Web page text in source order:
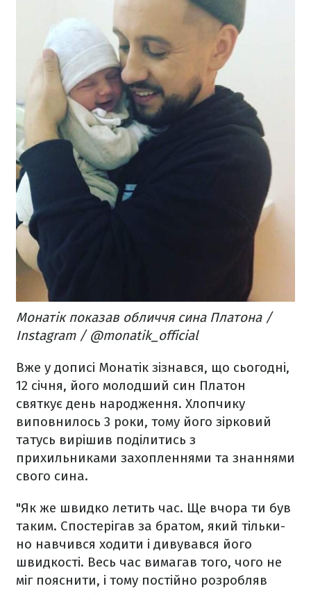
Монатік показав обличчя сина Платона /
Instagram / @monatik_official
Вже у дописі Монатік зізнався, що сьогодні,
12 січня, його молодший син Платон
святкує день народження. Хлопчику
виповнилось 3 роки, тому його зірковий
татусь вирішив поділитись з
прихильниками захопленнями та знаннями
свого сина.
"Як же швидко летить час. Ще вчора ти був
таким. Спостерігав за братом, який тільки-
но навчився ходити і дивувався його
швидкості. Весь час вимагав того, чого не
міг пояснити, і тому постійно розробляв